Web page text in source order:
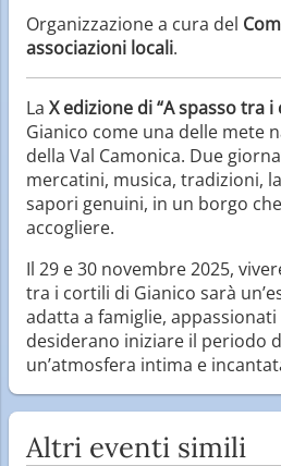
Organizzazione a cura del
associazioni locali.
La X edizione di “A spasso tra i
Gianico come una delle mete
della Val Camonica. Due
mercatini, musica, tradizioni,
sapori genuini, in un borgo
accogliere.
Il 29 e 30 novembre 2025,
tra i cortili di Gianico sarà
adatta a famiglie,
desiderano iniziare il periodo
un’atmosfera intima e
Altri eventi simili